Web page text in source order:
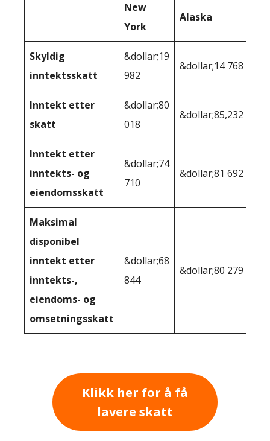
New
York
Alaska
Skyldig
inntektsskatt
&dollar;19
982
&dollar;14 768
Inntekt etter
skatt
&dollar;80
018
&dollar;85,232
Inntekt etter
inntekts- og
eiendomsskatt
&dollar;74
710
&dollar;81 692
Maksimal
disponibel
inntekt etter
inntekts-,
eiendoms- og
omsetningsskatt
&dollar;68
844
&dollar;80 279
Klikk her for å få
lavere skatt